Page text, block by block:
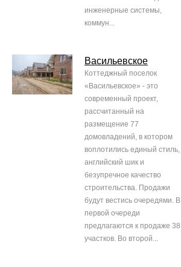
инженерные системы,
коммун...
Васильевское
Коттеджный поселок
«Васильевское» - это
современный проект,
рассчитанный на
размещение 77
домовладений, в котором
воплотились единый стиль,
английский шик и
безупречное качество
строительства. Продажи
будут вестись очередями. В
первой очереди
предлагаются к продаже 38
участков. Во второй...